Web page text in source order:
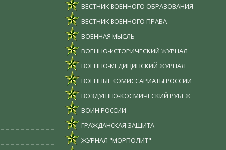
ВЕСТНИК ВОЕННОГО ОБРАЗОВАНИЯ
ВЕСТНИК ВОЕННОГО ПРАВА
ВОЕННАЯ МЫСЛЬ
ВОЕННО-ИСТОРИЧЕСКИЙ ЖУРНАЛ
ВОЕННО-МЕДИЦИНСКИЙ ЖУРНАЛ
ВОЕННЫЕ КОМИССАРИАТЫ РОССИИ
ВОЗДУШНО-КОСМИЧЕСКИЙ РУБЕЖ
ВОИН РОССИИ
ГРАЖДАНСКАЯ ЗАЩИТА
ЖУРНАЛ "МОРПОЛИТ"